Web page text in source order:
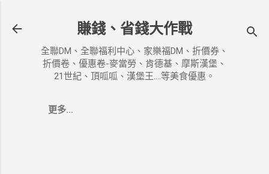
賺錢、省錢大作戰
全聯DM、全聯福利中心、家樂福DM、折價券、
折價卷、優惠卷-麥當勞、肯德基、摩斯漢堡、
21世紀、頂呱呱、漢堡王....等美食優惠。
更多…